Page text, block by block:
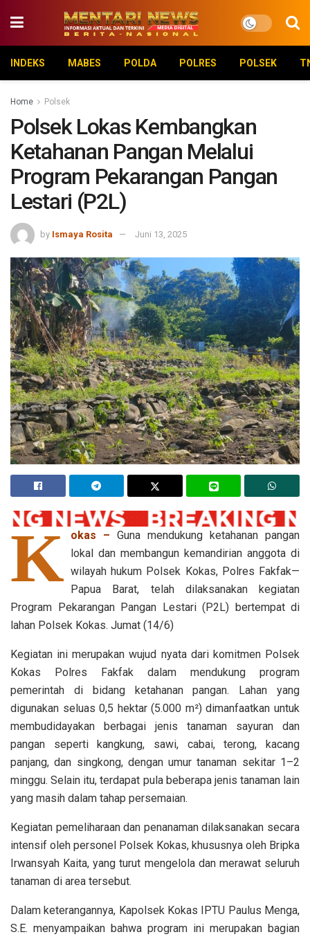
INDEKS MABES POLDA POLRES POLSEK
Home Polsek
Polsek Lokas Kembangkan
Ketahanan Pangan Melalui
Program Pekarangan Pangan
Lestari (P2L)
by Ismaya Rosita Juni 13, 2025
K okas – Guna mendukung ketahanan pangan
lokal dan membangun kemandirian anggota di
wilayah hukum Polsek Kokas, Polres Fakfak—
Papua Barat, telah dilaksanakan kegiatan
Program Pekarangan Pangan Lestari (P2L) bertempat di
lahan Polsek Kokas. Jumat (14/6)
Kegiatan ini merupakan wujud nyata dari komitmen Polsek
Kokas Polres Fakfak dalam mendukung program
pemerintah di bidang ketahanan pangan. Lahan yang
digunakan seluas 0,5 hektar (5.000 m²) dimanfaatkan untuk
membudidayakan berbagai jenis tanaman sayuran dan
pangan seperti kangkung, sawi, cabai, terong, kacang
panjang, dan singkong, dengan umur tanaman sekitar 1–2
minggu. Selain itu, terdapat pula beberapa jenis tanaman lain
yang masih dalam tahap persemaian.
Kegiatan pemeliharaan dan penanaman dilaksanakan secara
intensif oleh personel Polsek Kokas, khususnya oleh Bripka
Irwansyah Kaita, yang turut mengelola dan merawat seluruh
tanaman di area tersebut.
Dalam keterangannya, Kapolsek Kokas IPTU Paulus Menga,
S.E. menyampaikan bahwa program ini merupakan bagian